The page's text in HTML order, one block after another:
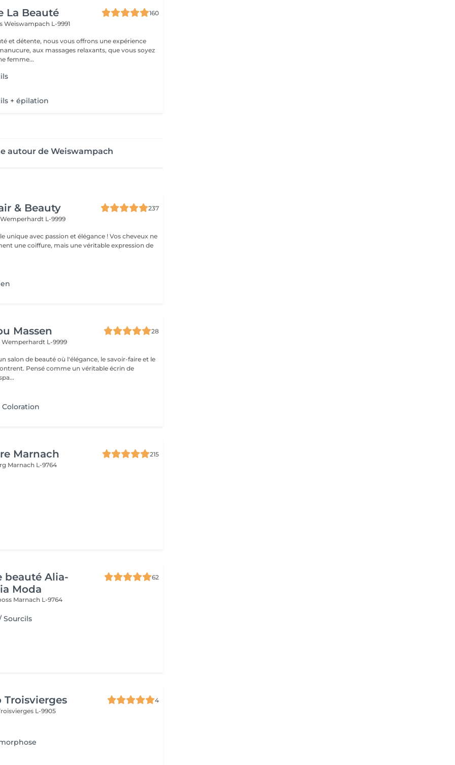
La Beauté
160
Weiswampach L-9991
et détente, nous vous offrons une expérience
aux massages relaxants, que vous soyez
femme...
+ épilation
autour de Weiswampach
& Beauty
237
Wemperhardt L-9999
! Vos cheveux ne
une coiffure, mais une véritable expression de
Massen
28
Wemperhardt L-9999
salon de beauté où l'élégance, le savoir-faire et le
Pensé comme un véritable écrin de
Marnach
215
Marnach L-9764
beauté Alia-
Moda
62
Marnach L-9764
Sourcils
Troisvierges
4
L-9905